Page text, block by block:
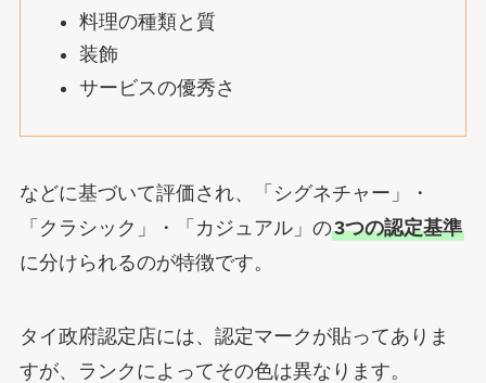
料理の種類と質
装飾
サービスの優秀さ
などに基づいて評価され、「シグネチャー」・
「クラシック」・「カジュアル」の3つの認定基準
に分けられるのが特徴です。
タイ政府認定店には、認定マークが貼ってありま
すが、ランクによってその色は異なります。